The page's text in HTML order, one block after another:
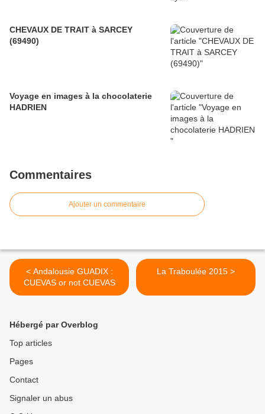
CHEVAUX DE TRAIT à SARCEY
(69490)
Voyage en images à la chocolaterie
HADRIEN
Commentaires
Ajouter un commentaire
< Andalousie GUADIX :
CUEVAS or not CUEVAS
La Traboulée 2015 >
Hébergé par Overblog
Top articles
Pages
Contact
Signaler un abus